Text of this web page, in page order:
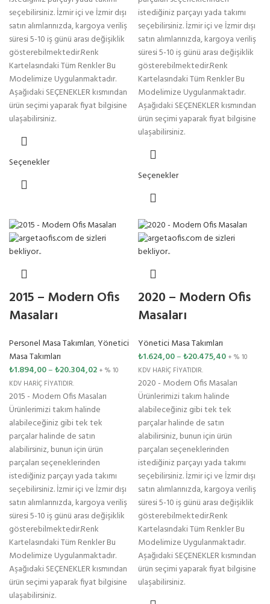
seçebilirsiniz. İzmir içi ve İzmir dışı
satın alımlarınızda, kargoya veriliş
süresi 5-10 iş günü arası değişiklik
gösterebilmektedir.Renk
Kartelasındaki Tüm Renkler Bu
Modelimize Uygulanmaktadır.
Aşağıdaki SEÇENEKLER kısmından
ürün seçimi yaparak fiyat bilgisine
ulaşabilirsiniz.
Seçenekler
istediğiniz parçayı yada takımı
seçebilirsiniz. İzmir içi ve İzmir dışı
satın alımlarınızda, kargoya veriliş
süresi 5-10 iş günü arası değişiklik
gösterebilmektedir.Renk
Kartelasındaki Tüm Renkler Bu
Modelimize Uygulanmaktadır.
Aşağıdaki SEÇENEKLER kısmından
ürün seçimi yaparak fiyat bilgisine
ulaşabilirsiniz.
Seçenekler
2015 – Modern Ofis
Masaları
Personel Masa Takımları,Yönetici
Masa Takımları
₺1.894,00–₺20.304,02 + % 10
KDV HARİÇ FİYATIDIR.
2015 - Modern Ofis Masaları
Ürünlerimizi takım halinde
alabileceğiniz gibi tek tek
parçalar halinde de satın
alabilirsiniz, bunun için ürün
parçaları seçeneklerinden
istediğiniz parçayı yada takımı
seçebilirsiniz. İzmir içi ve İzmir dışı
satın alımlarınızda, kargoya veriliş
süresi 5-10 iş günü arası değişiklik
gösterebilmektedir.Renk
Kartelasındaki Tüm Renkler Bu
Modelimize Uygulanmaktadır.
Aşağıdaki SEÇENEKLER kısmından
ürün seçimi yaparak fiyat bilgisine
ulaşabilirsiniz.
2020 – Modern Ofis
Masaları
Yönetici Masa Takımları
₺1.624,00–₺20.475,40 + % 10
KDV HARİÇ FİYATIDIR.
2020 - Modern Ofis Masaları
Ürünlerimizi takım halinde
alabileceğiniz gibi tek tek
parçalar halinde de satın
alabilirsiniz, bunun için ürün
parçaları seçeneklerinden
istediğiniz parçayı yada takımı
seçebilirsiniz. İzmir içi ve İzmir dışı
satın alımlarınızda, kargoya veriliş
süresi 5-10 iş günü arası değişiklik
gösterebilmektedir.Renk
Kartelasındaki Tüm Renkler Bu
Modelimize Uygulanmaktadır.
Aşağıdaki SEÇENEKLER kısmından
ürün seçimi yaparak fiyat bilgisine
ulaşabilirsiniz.